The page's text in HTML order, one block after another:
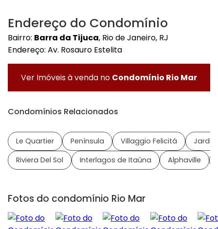
Endereço do Condomínio
Bairro: Barra da Tijuca, Rio de Janeiro, RJ
Endereço: Av. Rosauro Estelita
Ver Imóveis à venda no Condomínio Rio Mar
Condomínios Relacionados
Le Quartier Península Villaggio Felicitá
Riviera Del Sol
Interlagos de Itaúna Alphaville
Fotos do condomínio Rio Mar